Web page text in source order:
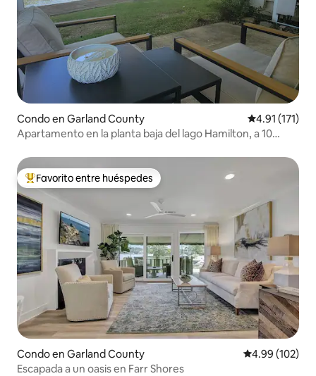
Condo en Garland County Calificación
4.91 (171)
Apartamento en la planta baja del lago Hamilton, a 10
Favorito entre huéspedes preferido
Favorito entre huéspedes
Condo en Garland County Calificación
4.99 (102)
Escapada a un oasis en Farr Shores